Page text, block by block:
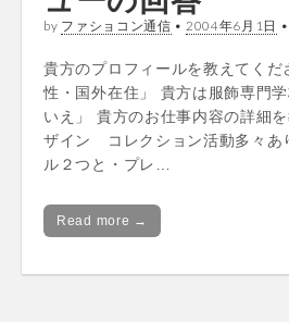
by ファショコン通信 • 2004年6月1日
貴方のプロフィールを教えてくだ
性・国外在住」 貴方は服飾専門
いえ」 貴方のお仕事内容の詳細
ザイン コレクション活動多々
ル２つと・プレ…
Read more →